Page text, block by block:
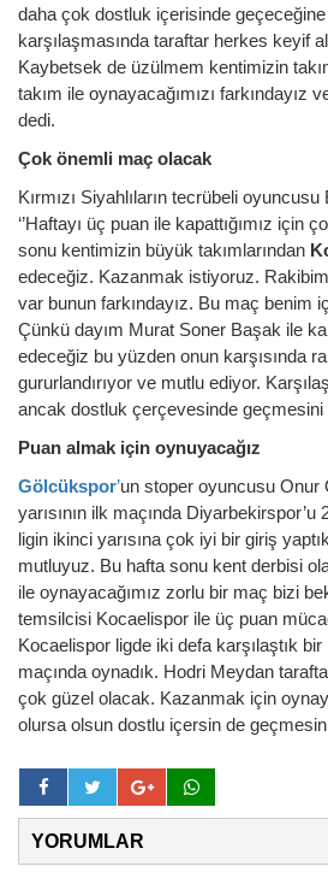
daha çok dostluk içerisinde
karşılaşmasında taraftar herkes keyif
Kaybetsek de üzülmem kentimizin
takım ile oynayacağımızı farkındayız
dedi.
Çok önemli maç olacak
Kırmızı Siyahlıların tecrübeli
‘’Haftayı üç puan ile kapattığımız için
sonu kentimizin büyük takımlarından
edeceğiz. Kazanmak istiyoruz.
var bunun farkındayız. Bu maç benim
Çünkü dayım Murat Soner Başak ile
edeceğiz bu yüzden onun karşısında
gururlandırıyor ve mutlu ediyor.
ancak dostluk çerçevesinde geçmesini
Puan almak için oynuyacağız
Gölcükspor’un stoper oyuncusu Onur
yarısının ilk maçında
ligin ikinci yarısına çok iyi bir giriş
mutluyuz. Bu hafta sonu kent derbisi
ile oynayacağımız zorlu bir maç bizi
temsilcisi Kocaelispor ile üç puan
Kocaelispor ligde iki defa karşılaştık
maçında oynadık. Hodri Meydan
çok güzel olacak. Kazanmak için
olursa olsun dostlu içersin de geçmesini
YORUMLAR